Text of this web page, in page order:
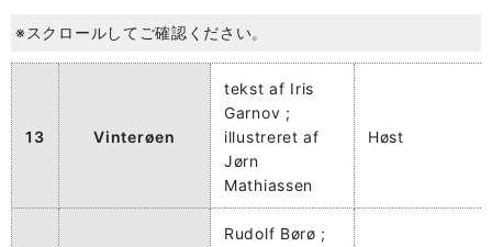
※スクロールしてご確認ください。
13 Vinterøen
tekst af Iris
Garnov ;
illustreret af
Jørn
Mathiassen
Høst
Rudolf Børø ;